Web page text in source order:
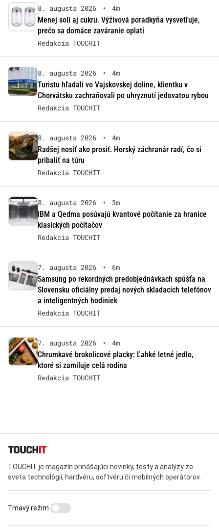
8. augusta 2026 •
4m
Menej soli aj cukru. Výživová poradkyňa vysvetľuje,
prečo sa domáce zaváranie oplatí
Redakcia TOUCHIT
8. augusta 2026 •
4m
Turistu hľadali vo Vajskovskej doline, klientku v
Chorvátsku zachraňovali po uhryznutí jedovatou rybou
Redakcia TOUCHIT
8. augusta 2026 •
4m
Radšej nosiť ako prosiť. Horský záchranár radí, čo si
pribaliť na túru
Redakcia TOUCHIT
8. augusta 2026 •
3m
IBM a Qedma posúvajú kvantové počítanie za hranice
klasických počítačov
Redakcia TOUCHIT
7. augusta 2026 •
6m
Samsung po rekordných predobjednávkach spúšťa na
Slovensku oficiálny predaj nových skladacích telefónov
a inteligentných hodiniek
Redakcia TOUCHIT
7. augusta 2026 •
4m
Chrumkavé brokolicové placky: Ľahké letné jedlo,
ktoré si zamiluje celá rodina
Redakcia TOUCHIT
TOUCHIT je magazín prinášajúci novinky, testy a analýzy zo
sveta technológií, hardvéru, softvéru či mobilných operátorov.
Tmavý režim